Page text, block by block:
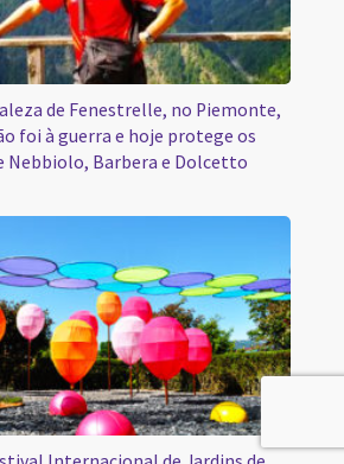
de Fenestrelle, no Piemonte,
foi à guerra e hoje protege os
Nebbiolo, Barbera e Dolcetto